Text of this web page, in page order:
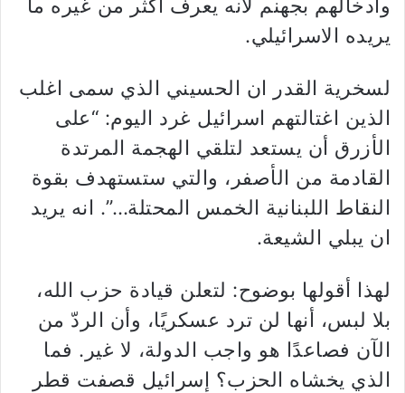
وادخالهم بجهنم لانه يعرف اكثر من غيره ما
يريده الاسرائيلي.
لسخرية القدر ان الحسيني الذي سمى اغلب
الذين اغتالتهم اسرائيل غرد اليوم: “على
الأزرق أن يستعد لتلقي الهجمة المرتدة
القادمة من الأصفر، والتي ستستهدف بقوة
النقاط اللبنانية الخمس المحتلة…”. انه يريد
ان يبلي الشيعة.
لهذا أقولها بوضوح: لتعلن قيادة حزب الله،
بلا لبس، أنها لن ترد عسكريًا، وأن الردّ من
الآن فصاعدًا هو واجب الدولة، لا غير. فما
الذي يخشاه الحزب؟ إسرائيل قصفت قطر